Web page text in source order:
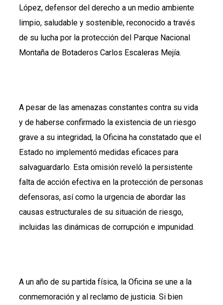
López, defensor del derecho a un medio ambiente
limpio, saludable y sostenible, reconocido a través
de su lucha por la protección del Parque Nacional
Montaña de Botaderos Carlos Escaleras Mejía.
A pesar de las amenazas constantes contra su vida
y de haberse confirmado la existencia de un riesgo
grave a su integridad, la Oficina ha constatado que el
Estado no implementó medidas eficaces para
salvaguardarlo. Esta omisión reveló la persistente
falta de acción efectiva en la protección de personas
defensoras, así como la urgencia de abordar las
causas estructurales de su situación de riesgo,
incluidas las dinámicas de corrupción e impunidad.
A un año de su partida física, la Oficina se une a la
conmemoración y al reclamo de justicia. Si bien